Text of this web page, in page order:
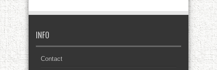
INFO
Contact